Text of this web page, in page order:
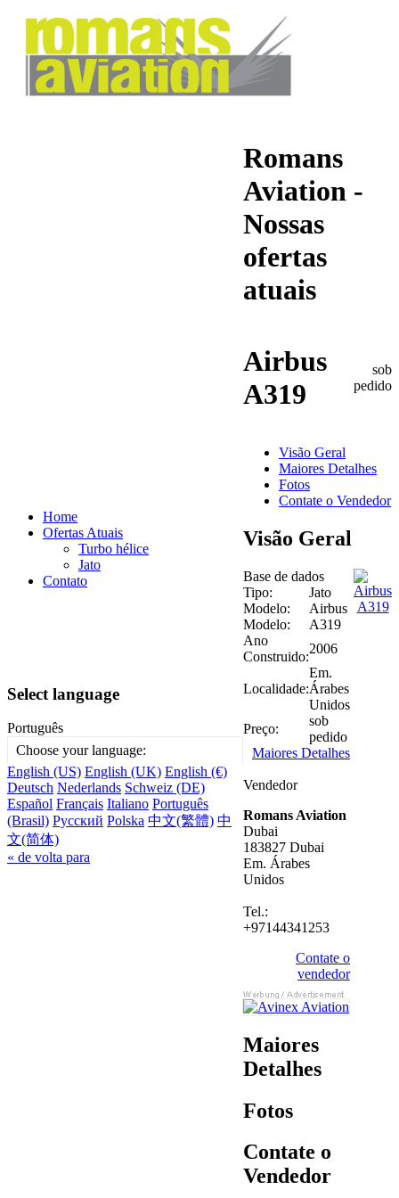
Home
Ofertas Atuais
Turbo hélice
Jato
Contato
Select language
Português
Choose your language:
English (US) English (UK) English (€)
Deutsch Nederlands Schweiz (DE)
Español Français Italiano Português
(Brasil) Русский Polska 中文(繁體) 中
文(简体)
« de volta para
Romans
Aviation -
Nossas
ofertas
atuais
Airbus
A319
sob
pedido
Visão Geral
Maiores Detalhes
Fotos
Contate o Vendedor
Visão Geral
Base de dados
Tipo:
Jato
Modelo:
Airbus
Modelo:
A319
Ano
Construido:
2006
Localidade:
Em.
Árabes
Unidos
Preço:
sob
pedido
Maiores Detalhes
Vendedor
Romans Aviation
Dubai
183827 Dubai
Em. Árabes
Unidos
Tel.:
+97144341253
Contate o
vendedor
Maiores
Detalhes
Fotos
Contate o
Vendedor